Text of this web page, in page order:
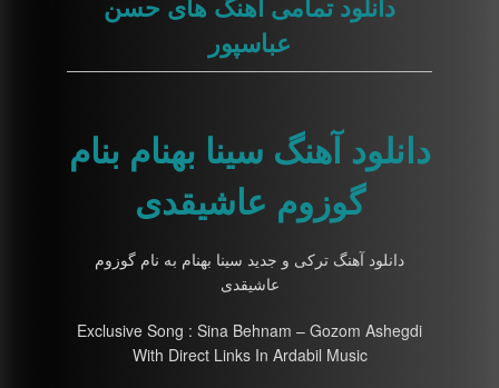
دانلود تمامی آهنگ های حسن
عباسپور
دانلود آهنگ سینا بهنام بنام
گوزوم عاشیقدی
دانلود آهنگ ترکی و جدید سینا بهنام به نام گوزوم
عاشیقدی
Exclusive Song : Sina Behnam – Gozom Ashegdi
With Direct Links In Ardabil Music